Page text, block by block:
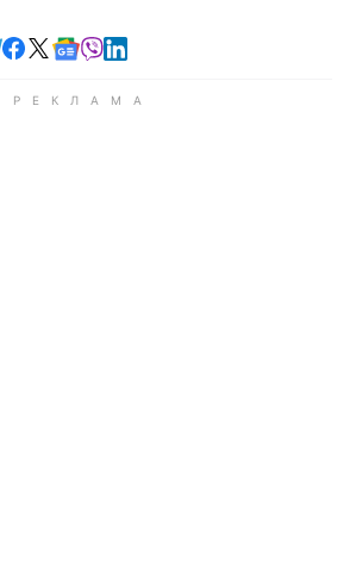
Читайте в Telegram
Читайте в Facebook
Читайте в X
Читайте в Google news
Читайте в Viber
Читайте в LinkedIn